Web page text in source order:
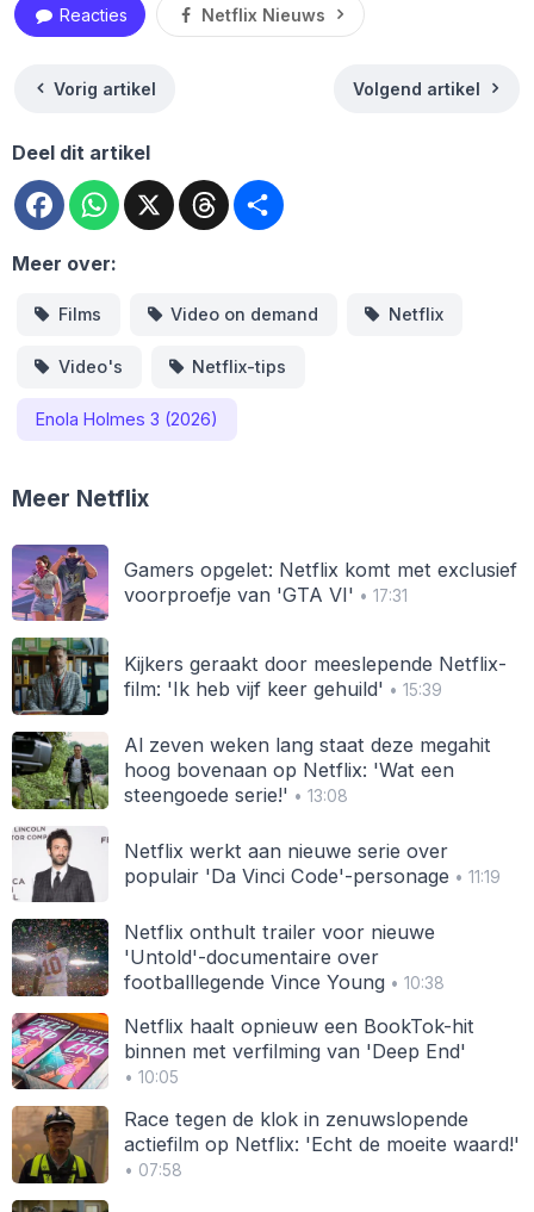
Reacties Netflix Nieuws
Vorig artikel Volgend artikel
Deel dit artikel
FacebookWhatsApp
X Threads
Meer over:
Films Video on demand Netflix
Video's Netflix-tips
Enola Holmes 3 (2026)
Meer Netflix
Gamers opgelet: Netflix komt met exclusief
voorproefje van 'GTA VI' • 17:31
Kijkers geraakt door meeslepende Netflix-
film: 'Ik heb vijf keer gehuild' • 15:39
Al zeven weken lang staat deze megahit
hoog bovenaan op Netflix: 'Wat een
steengoede serie!' • 13:08
Netflix werkt aan nieuwe serie over
populair 'Da Vinci Code'-personage • 11:19
Netflix onthult trailer voor nieuwe
'Untold'-documentaire over
footballlegende Vince Young• 10:38
Netflix haalt opnieuw een BookTok-hit
binnen met verfilming van 'Deep End'
• 10:05
Race tegen de klok in zenuwslopende
actiefilm op Netflix: 'Echt de moeite waard!'
• 07:58